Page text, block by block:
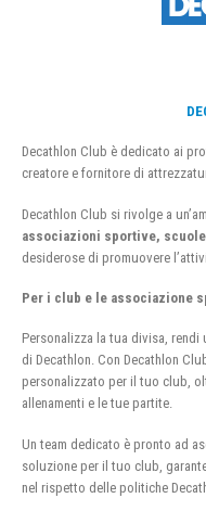
Decathlon Club è dedicato ai
creatore e fornitore di
Decathlon Club si rivolge a
associazioni sportive,
desiderose di promuovere
Per i club e le associazione
Personalizza la tua divisa,
di Decathlon. Con Decathlon
personalizzato per il tuo club,
allenamenti e le tue partite.
Un team dedicato è pronto ad
soluzione per il tuo club,
nel rispetto delle politiche